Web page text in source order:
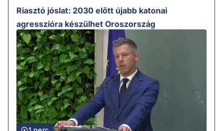
Riasztó jóslat: 2030 előtt újabb katonai
agresszióra készülhet Oroszország